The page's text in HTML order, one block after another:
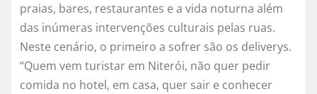
praias, bares, restaurantes e a vida noturna além
das inúmeras intervenções culturais pelas ruas.
Neste cenário, o primeiro a sofrer são os deliverys.
“Quem vem turistar em Niterói, não quer pedir
comida no hotel, em casa, quer sair e conhecer